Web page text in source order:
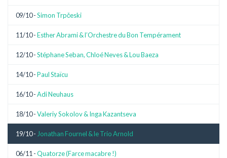
09/10 -Simon Trpčeski
11/10 -Esther Abrami & l’Orchestre du Bon Tempérament
12/10 -Stéphane Seban, Chloé Neves & Lou Baeza
14/10 -Paul Staïcu
16/10 -Adi Neuhaus
18/10 -Valeriy Sokolov & Inga Kazantseva
19/10 - Jonathan Fournel & le Trio Arnold
06/11 -Quatorze (Farce macabre !)